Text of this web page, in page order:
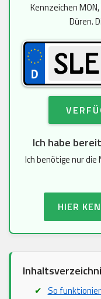
springenKennzeichen
Düren.
Ich habe
Ich benötige nur
HIER
So